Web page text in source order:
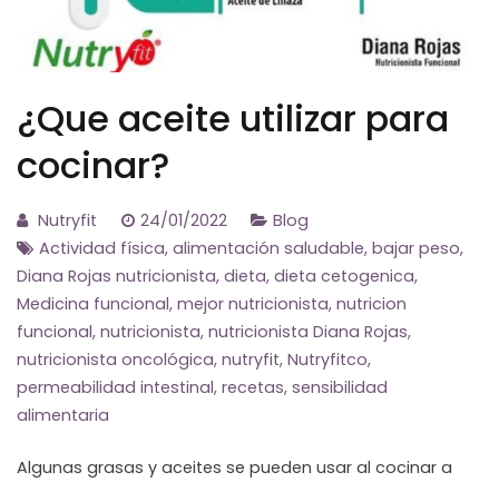
¿Que aceite utilizar para
cocinar?
Nutryfit 24/01/2022
Blog
Actividad física, alimentación saludable, bajar peso,
Diana Rojas nutricionista, dieta, dieta cetogenica,
Medicina funcional, mejor nutricionista, nutricion
funcional, nutricionista, nutricionista Diana Rojas,
nutricionista oncológica, nutryfit, Nutryfitco,
permeabilidad intestinal, recetas, sensibilidad
alimentaria
Algunas grasas y aceites se pueden usar al cocinar a